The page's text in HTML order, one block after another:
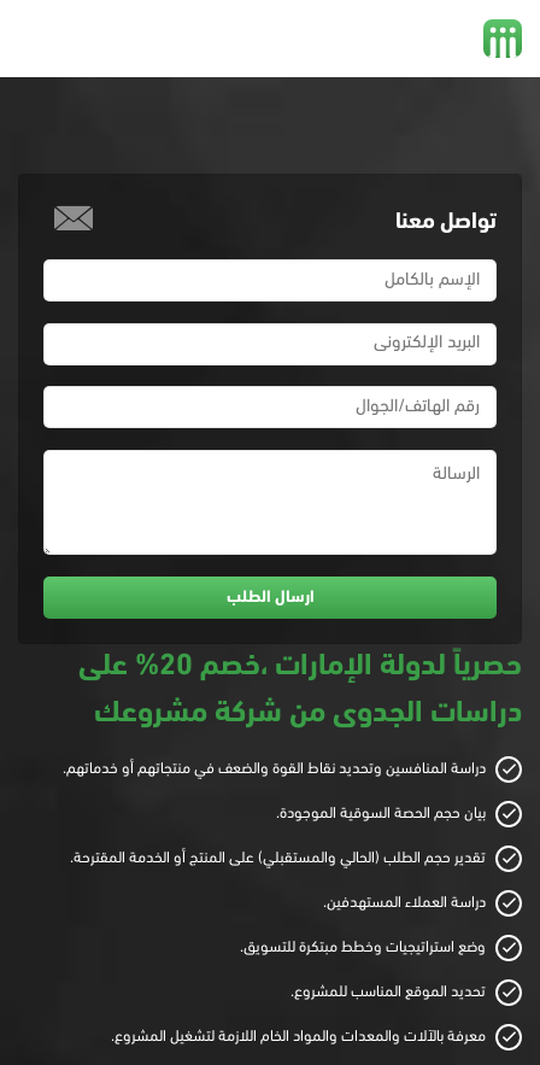
تواصل معنا
حصرياً لدولة الإمارات ،خصم 20% على
دراسات الجدوى من شركة مشروعك
دراسة المنافسين وتحديد نقاط القوة والضعف في منتجاتهم أو خدماتهم.
بيان حجم الحصة السوقية الموجودة.
تقدير حجم الطلب (الحالي والمستقبلي) على المنتج أو الخدمة المقترحة.
دراسة العملاء المستهدفين.
وضع استراتيجيات وخطط مبتكرة للتسويق.
تحديد الموقع المناسب للمشروع.
معرفة بالآلات والمعدات والمواد الخام اللازمة لتشغيل المشروع.